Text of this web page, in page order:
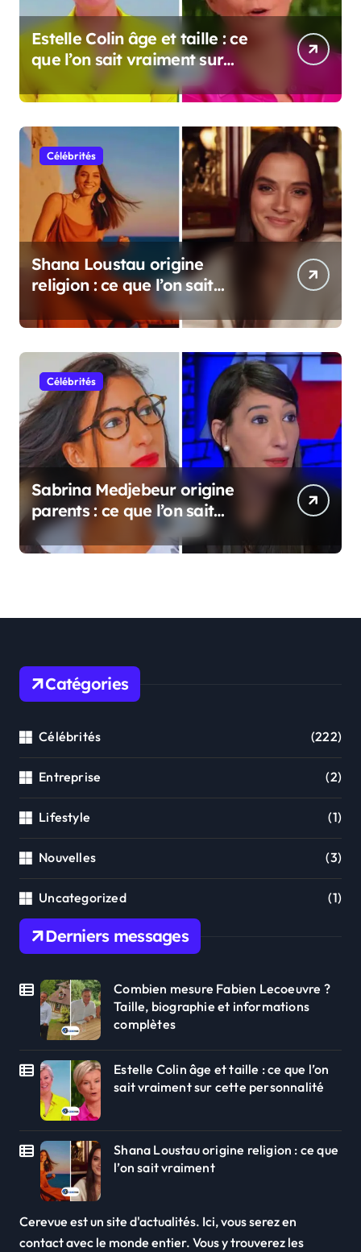
Estelle Colin âge et taille : ce
que l’on sait vraiment sur
cette personnalité
Célébrités
Shana Loustau origine
religion : ce que l’on sait
vraiment
Célébrités
Sabrina Medjebeur origine
parents : ce que l’on sait
réellement sur ses origines
familiales
Catégories
Célébrités (222)
Entreprise (2)
Lifestyle (1)
Nouvelles (3)
Uncategorized (1)
Derniers messages
Combien mesure Fabien Lecoeuvre ?
Taille, biographie et informations
complètes
Estelle Colin âge et taille : ce que l’on
sait vraiment sur cette personnalité
Shana Loustau origine religion : ce que
l’on sait vraiment
Cerevue est un site d'actualités. Ici, vous serez en
contact avec le monde entier. Vous y trouverez les